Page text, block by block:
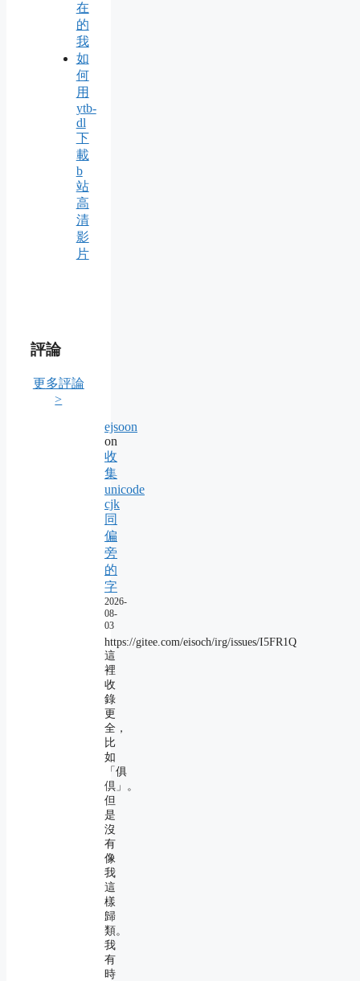
在
的
我
如
何
用
ytb-
dl
下
載
b
站
高
清
影
片
評論
更多評論
>
ejsoon
on
收
集
unicode
cjk
同
偏
旁
的
字
2026-
08-
03
https://gitee.com/eisoch/irg/issues/I5FR1Q
這
裡
收
錄
更
全，
比
如
「俱
倶」。
但
是
沒
有
像
我
這
樣
歸
類。
我
有
時